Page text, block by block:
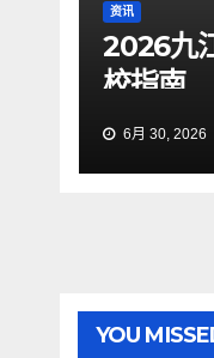
资讯
2026九
校指南
6月 30, 2026
YOU